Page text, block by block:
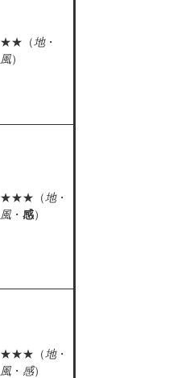
★★（地・
風）
★★★（地・
風 ・ 感）
★★★（地・
風 ・ 感）